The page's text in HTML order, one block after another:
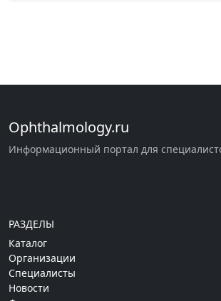
Ophthalmology.ru
Информационный портал для
РАЗДЕЛЫ
Каталог
Организации
Специалисты
Новости